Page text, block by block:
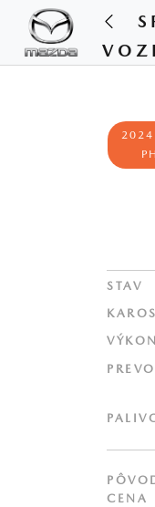
2024
STAV
VÝKON
CENA